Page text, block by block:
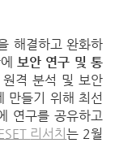
해결하고 완화하
에보안 연구 및 통
격 분석 및 보안
만들기 위해 최선
연구를 공유하고
리서치는 2월